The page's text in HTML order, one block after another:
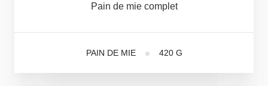
Pain de mie complet
PAIN DE MIE 420 G